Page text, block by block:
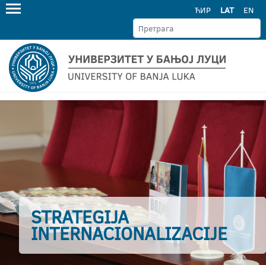
ЋИР LAT EN
STRATEGIJA
INTERNACIONALIZACIJE